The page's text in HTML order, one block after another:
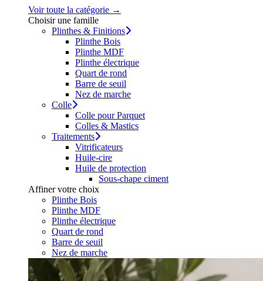
Voir toute la catégorie →
Choisir une famille
Plinthes & Finitions
Plinthe Bois
Plinthe MDF
Plinthe électrique
Quart de rond
Barre de seuil
Nez de marche
Colle
Colle pour Parquet
Colles & Mastics
Traitements
Vitrificateurs
Huile-cire
Huile de protection
Sous-chape ciment
Affiner votre choix
Plinthe Bois
Plinthe MDF
Plinthe électrique
Quart de rond
Barre de seuil
Nez de marche